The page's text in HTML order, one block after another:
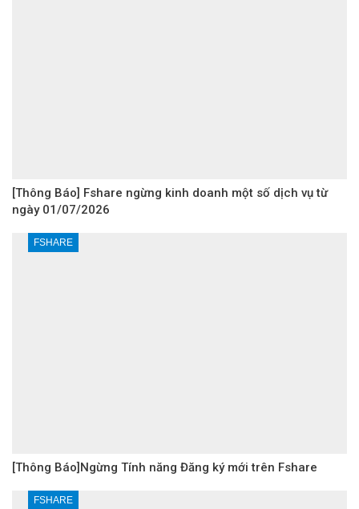
[Thông Báo] Fshare ngừng kinh doanh một số dịch vụ từ
ngày 01/07/2026
FSHARE
[Thông Báo]Ngừng Tính năng Đăng ký mới trên Fshare
FSHARE